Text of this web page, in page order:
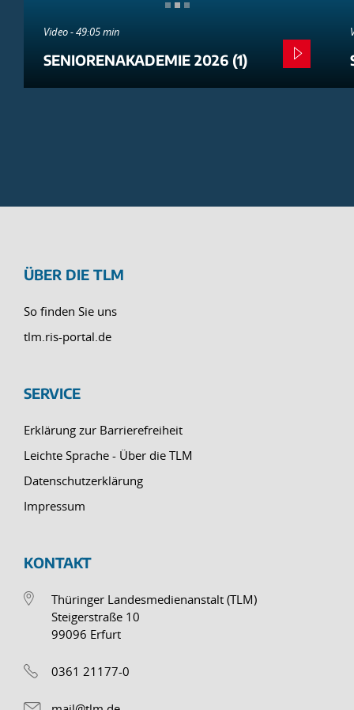
Video - 49:05 min
SENIORENAKADEMIE 2026 (1)
ÜBER DIE TLM
So finden Sie uns
tlm.ris-portal.de
SERVICE
Erklärung zur Barrierefreiheit
Leichte Sprache - Über die TLM
Datenschutzerklärung
Impressum
KONTAKT
Thüringer Landesmedienanstalt (TLM)
Steigerstraße 10
99096 Erfurt
0361 21177-0